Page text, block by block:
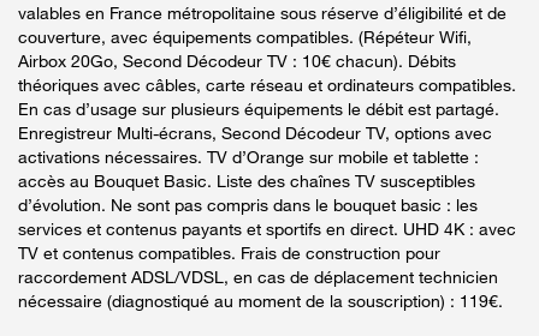
valables en France métropolitaine sous réserve d’éligibilité et de
couverture, avec équipements compatibles. (Répéteur Wifi,
Airbox 20Go, Second Décodeur TV : 10€ chacun). Débits
théoriques avec câbles, carte réseau et ordinateurs compatibles.
En cas d’usage sur plusieurs équipements le débit est partagé.
Enregistreur Multi-écrans, Second Décodeur TV, options avec
activations nécessaires. TV d’Orange sur mobile et tablette :
accès au Bouquet Basic. Liste des chaînes TV susceptibles
d’évolution. Ne sont pas compris dans le bouquet basic : les
services et contenus payants et sportifs en direct. UHD 4K : avec
TV et contenus compatibles. Frais de construction pour
raccordement ADSL/VDSL, en cas de déplacement technicien
nécessaire (diagnostiqué au moment de la souscription) : 119€.